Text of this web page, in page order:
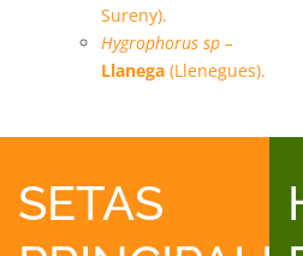
Sureny).
Hygrophorus sp –
Llanega(Llenegues).
SETAS